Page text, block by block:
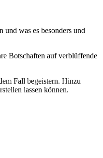
was es besonders und
Botschaften auf verblüffende
Fall begeistern. Hinzu
lassen können.